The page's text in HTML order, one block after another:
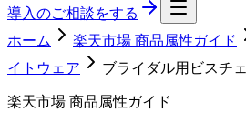
導入のご相談をする
ホーム
楽天市場 商品属性ガイド
イトウェア
ブライダル用ビスチェ
楽天市場 商品属性ガイド